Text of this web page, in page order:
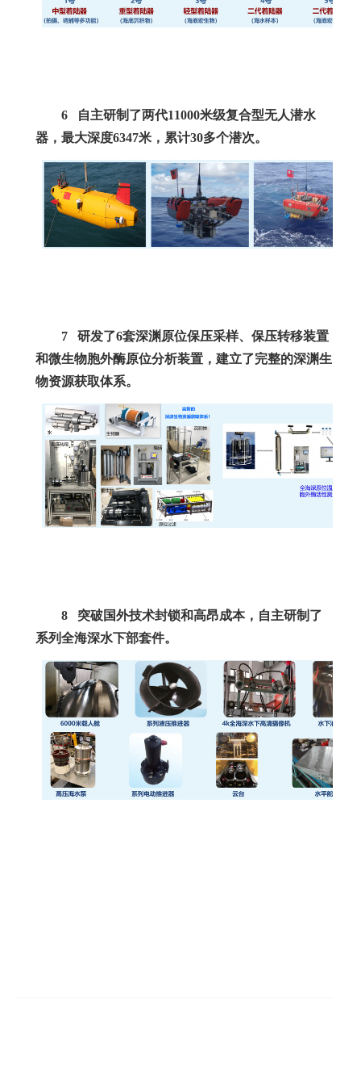
6 自主研制了两代11000米级复合型无人潜水
器，最大深度6347米，累计30多个潜次。
7 研发了6套深渊原位保压采样、保压转移装置
和微生物胞外酶原位分析装置，建立了完整的深渊生
物资源获取体系。
8
突破国外技术封锁和高昂成本，自主研制了
系列全海深水下部套件。